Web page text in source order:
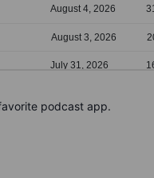
podcast app.